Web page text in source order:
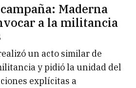
Maderna
a la militancia
un acto similar de
y pidió la unidad del
explícitas a